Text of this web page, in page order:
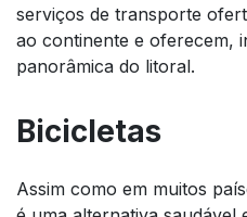
serviços de transporte
ao continente e oferecem,
panorâmica do litoral.
Bicicletas
Assim como em muitos